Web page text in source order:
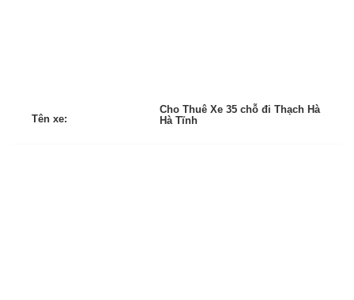
Tên xe:
Cho Thuê Xe 35 chỗ đi Thạch Hà
Hà Tĩnh